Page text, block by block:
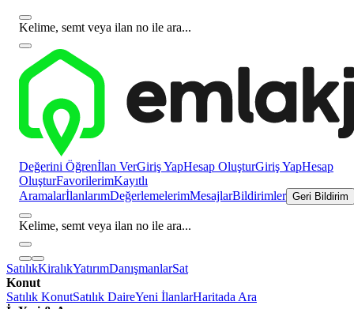
Kelime, semt veya ilan no ile ara...
Değerini Öğrenİlan VerGiriş YapHesap OluşturGiriş YapHesap
OluşturFavorilerimKayıtlı
AramalarİlanlarımDeğerlemelerimMesajlarBildirimler Geri Bildirim
Kelime, semt veya ilan no ile ara...
SatılıkKiralıkYatırımDanışmanlarSat
Konut
Satılık KonutSatılık DaireYeni İlanlarHaritada Ara